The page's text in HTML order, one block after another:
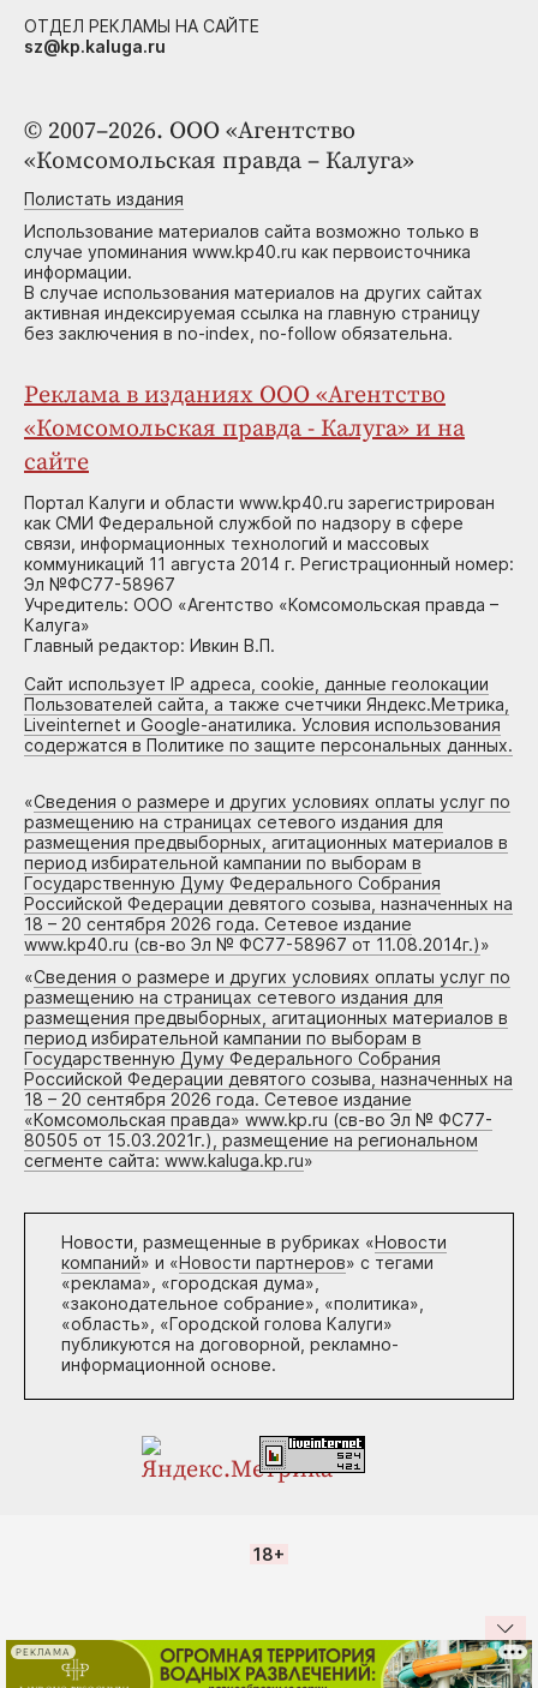
© 2007–2026. ООО «Агентство
«Комсомольская правда – Калуга»
Полистать издания
Использование материалов сайта возможно только в
случае упоминания www.kp40.ru как первоисточника
информации.
В случае использования материалов на других сайтах
активная индексируемая ссылка на главную страницу
без заключения в no-index, no-follow обязательна.
Реклама в изданиях ООО «Агентство
«Комсомольская правда - Калуга» и на
сайте
Портал Калуги и области www.kp40.ru зарегистрирован
как СМИ Федеральной службой по надзору в сфере
связи, информационных технологий и массовых
коммуникаций 11 августа 2014 г. Регистрационный номер:
Эл №ФС77-58967
Учредитель: ООО «Агентство «Комсомольская правда –
Калуга»
Главный редактор: Ивкин В.П.
Сайт использует IP адреса, cookie, данные геолокации
Пользователей сайта, а также счетчики Яндекс.Метрика,
Liveinternet и Google-анатилика. Условия использования
содержатся в Политике по защите персональных данных.
«Сведения о размере и других условиях оплаты услуг по
размещению на страницах сетевого издания для
размещения предвыборных, агитационных материалов в
период избирательной кампании по выборам в
Государственную Думу Федерального Собрания
Российской Федерации девятого созыва, назначенных на
18 – 20 сентября 2026 года. Сетевое издание
www.kp40.ru (св-во Эл № ФС77-58967 от 11.08.2014г.)»
«Сведения о размере и других условиях оплаты услуг по
размещению на страницах сетевого издания для
размещения предвыборных, агитационных материалов в
период избирательной кампании по выборам в
Государственную Думу Федерального Собрания
Российской Федерации девятого созыва, назначенных на
18 – 20 сентября 2026 года. Сетевое издание
«Комсомольская правда» www.kp.ru (св-во Эл № ФС77-
80505 от 15.03.2021г.), размещение на региональном
сегменте сайта: www.kaluga.kp.ru»
Новости, размещенные в рубриках «Новости
компаний» и «Новости партнеров» с тегами
«реклама», «городская дума»,
«законодательное собрание», «политика»,
«область», «Городской голова Калуги»
публикуются на договорной, рекламно-
информационной основе.
ОТДЕЛ РЕКЛАМЫ НА САЙТЕ
sz@kp.kaluga.ru
18+
РЕКЛАМА